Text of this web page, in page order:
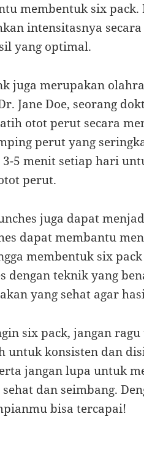
membentuk six
intensitasnya
yang optimal.
juga merupakan
Jane Doe, seorang
otot perut secara
perut yang
5 menit setiap hari
perut.
juga dapat
dapat membantu
membentuk six
dengan teknik yang
yang sehat agar
six pack, jangan
untuk konsisten dan
jangan lupa untuk
dan seimbang.
bisa tercapai!